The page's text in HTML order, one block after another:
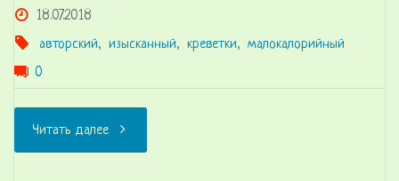
18.07.2018
авторский, изысканный, креветки, малокалорийный
0
Читать далее"Паста